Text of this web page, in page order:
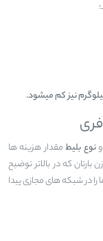
نیز کم میشود.
ونوع بلیطمقدار هزینه ها
که در بالاتر توضیح
را در شبکه های مجازی پیدا